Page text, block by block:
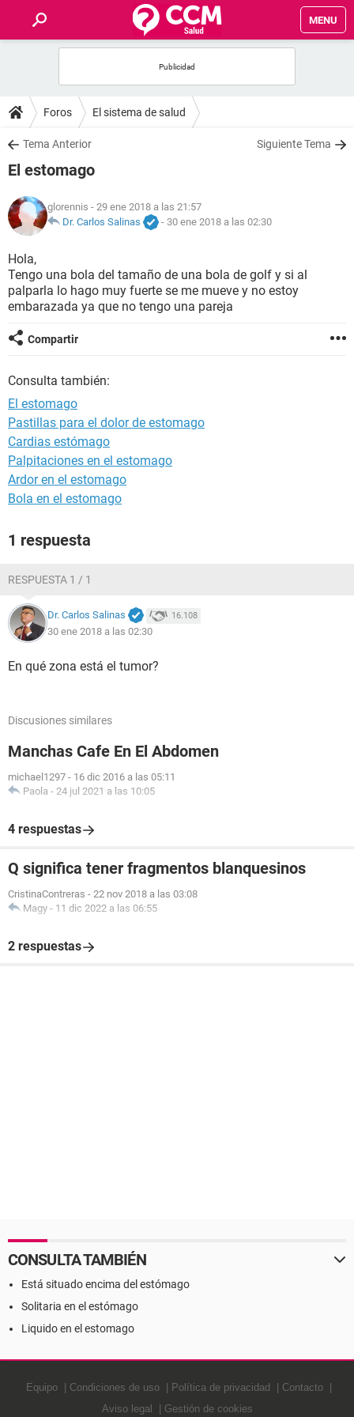
MENU
FOROS
SALUD
NUTRICIÓN
BIENESTAR
SEXUALIDAD
GLOSARIO
Foros El sistema de salud
Tema Anterior Siguiente Tema
El estomago
glorennis - 29 ene 2018 a las 21:57
Dr. Carlos Salinas
- 30 ene 2018 a las 02:30
Hola,
Tengo una bola del tamaño de una bola de golf y si al
palparla lo hago muy fuerte se me mueve y no estoy
embarazada ya que no tengo una pareja
Compartir
Consulta también:
El estomago
Pastillas para el dolor de estomago
Cardias estómago
Palpitaciones en el estomago
Ardor en el estomago
Bola en el estomago
1 respuesta
RESPUESTA 1 / 1
Dr. Carlos Salinas 16.108
30 ene 2018 a las 02:30
En qué zona está el tumor?
Discusiones similares
Manchas Cafe En El Abdomen
michael1297 - 16 dic 2016 a las 05:11
Paola - 24 jul 2021 a las 10:05
4 respuestas
Q significa tener fragmentos blanquesinos
CristinaContreras - 22 nov 2018 a las 03:08
Magy - 11 dic 2022 a las 06:55
2 respuestas
CONSULTA TAMBIÉN
Está situado encima del estómago
Solitaria en el estómago
Liquido en el estomago
Equipo Condiciones de uso Política de privacidad
Contacto
Aviso legal
Gestión de cookies